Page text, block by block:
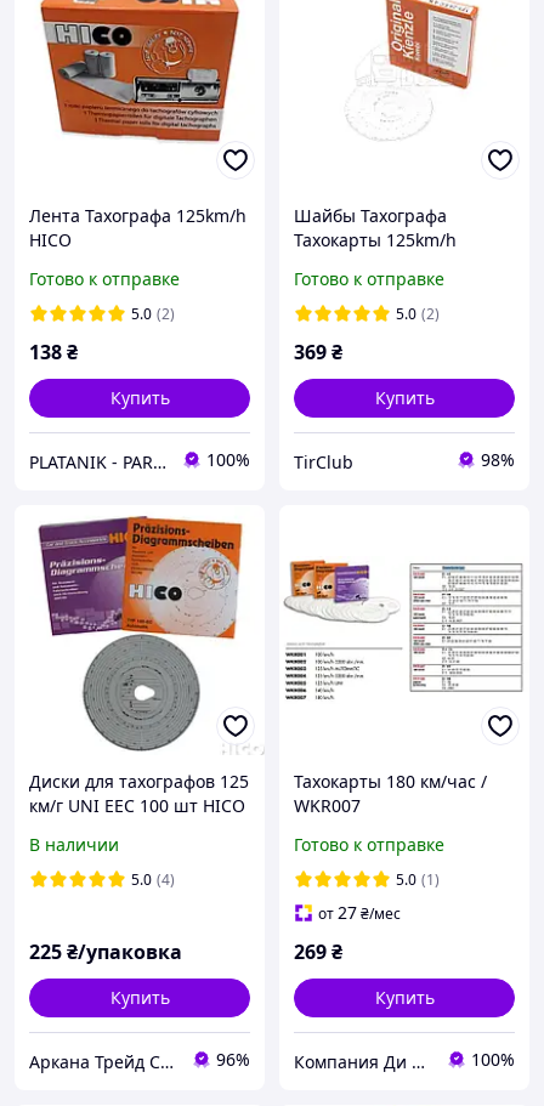
Лента Тахографа 125km/h
HICO
Готово к отправке
5.0 (2)
138₴
Купить
PLATANIK - PARTS & ACCESSORIES 100%
Шайбы Тахографа
Тахокарты 125km/h
Готово к отправке
5.0 (2)
369₴
Купить
TirClub 98%
Диски для тахографов 125
км/г UNI EEC 100 шт HICO
В наличии
5.0 (4)
225₴/упаковка
Купить
Аркана Трейд Сервис 96%
Тахокарты 180 км/час /
WKR007
Готово к отправке
5.0 (1)
от27₴/мес
269₴
Купить
Компания Ди Энд Джи 100%